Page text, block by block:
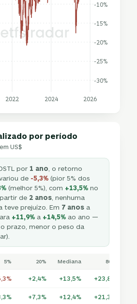
-30%
-25%
-20%
-15%
-10%
2022 2024 2026
por período
em US$
por 1 ano , o retorno
de -5,3% (pior 5% dos
(melhor 5%), com +13,5% no
de 2 anos , nenhuma
teve prejuízo. Em 7 anos a
+11,9% a +14,5% ao ano —
prazo, menor o peso da
5% 20% Mediana 80%
+2,4% +13,5% +23,8%
+7,3% +12,4% +21,3%